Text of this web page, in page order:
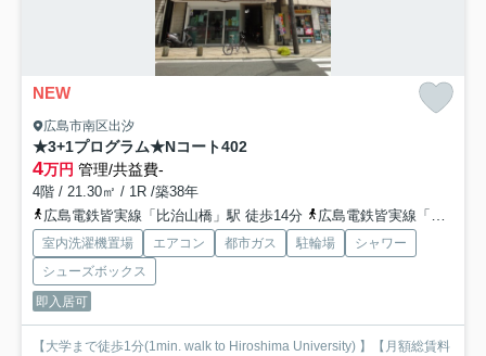
NEW
広島市南区出汐
★3+1プログラム★Nコート402
4万円 管理/共益費-
4階 / 21.30㎡ / 1R /築38年
広島電鉄皆実線「比治山橋」駅 徒歩14分
広島電鉄皆実線「南区役所前」駅 徒歩14分
室内洗濯機置場 エアコン 都市ガス 駐輪場
シャワー
シューズボックス
即入居可
【大学まで徒歩1分(1min. walk to Hiroshima University) 】【月額総賃料